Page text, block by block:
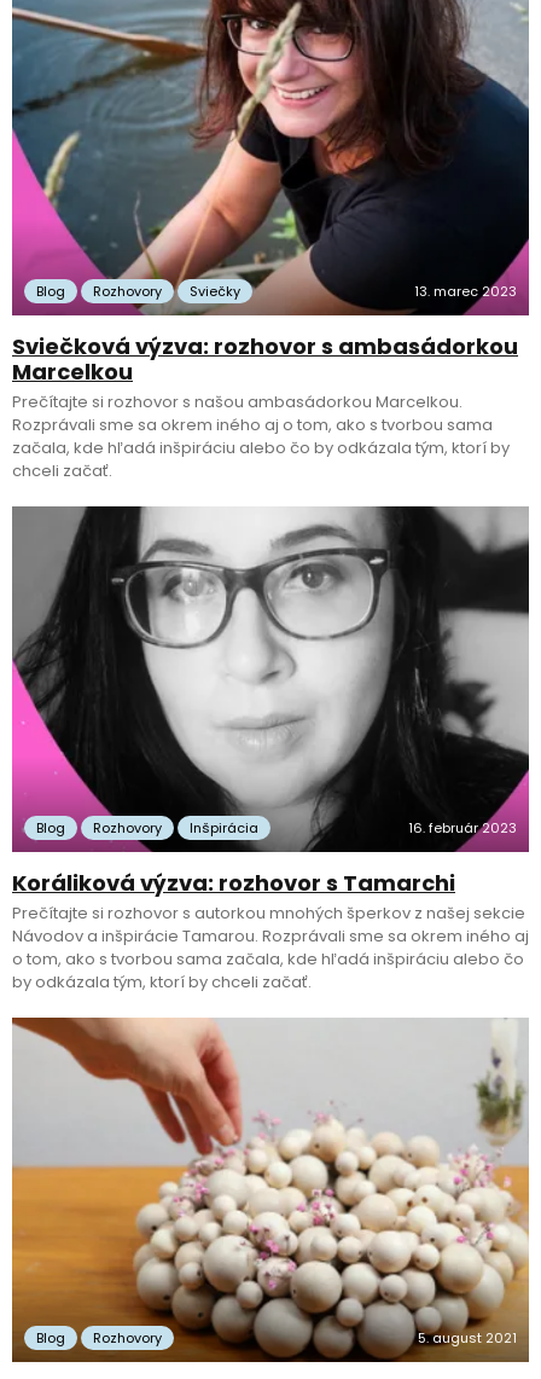
Blog Rozhovory Sviečky 13. marec 2023
Sviečková výzva: rozhovor s ambasádorkou
Marcelkou
Prečítajte si rozhovor s našou ambasádorkou Marcelkou.
Rozprávali sme sa okrem iného aj o tom, ako s tvorbou sama
začala, kde hľadá inšpiráciu alebo čo by odkázala tým, ktorí by
chceli začať.
Blog Rozhovory Inšpirácia 16. február 2023
Koráliková výzva: rozhovor s Tamarchi
Prečítajte si rozhovor s autorkou mnohých šperkov z našej sekcie
Návodov a inšpirácie Tamarou. Rozprávali sme sa okrem iného aj
o tom, ako s tvorbou sama začala, kde hľadá inšpiráciu alebo čo
by odkázala tým, ktorí by chceli začať.
Blog Rozhovory 5. august 2021